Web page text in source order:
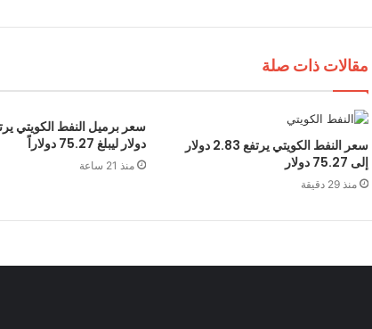
مقالات ذات صلة
سعر النفط الكويتي يرتفع 2.83 دولار
إلى 75.27 دولار
منذ 29 دقيقة
دولار ليبلغ 75.27 دولاراً
منذ 21 ساعة